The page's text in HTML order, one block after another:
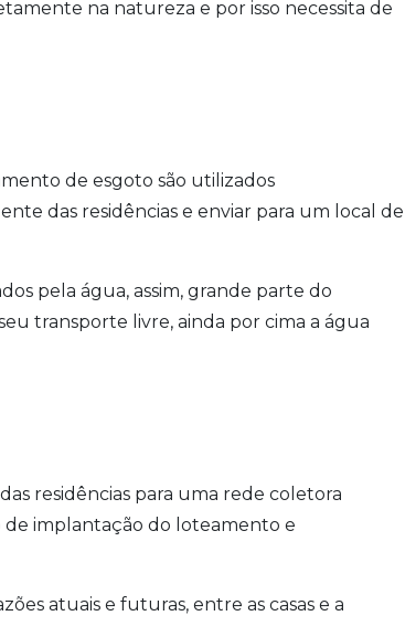
na natureza e por isso necessita de
de esgoto são utilizados
das residências e enviar para um local de
pela água, assim, grande parte do
transporte livre, ainda por cima a água
residências para uma rede coletora
de implantação do loteamento e
atuais e futuras, entre as casas e a